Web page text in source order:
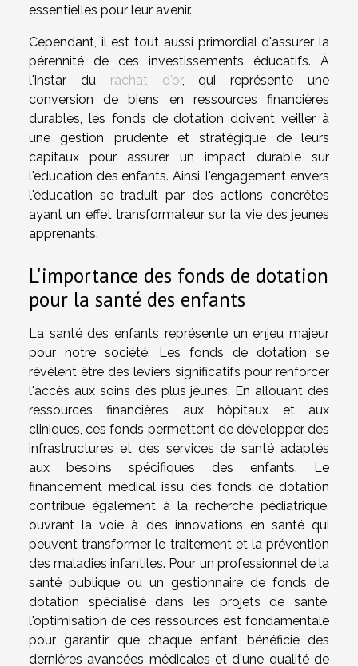
essentielles pour leur avenir.
Cependant, il est tout aussi primordial d'assurer la
pérennité de ces investissements éducatifs. À
l'instar du rachat d'or, qui représente une
conversion de biens en ressources financières
durables, les fonds de dotation doivent veiller à
une gestion prudente et stratégique de leurs
capitaux pour assurer un impact durable sur
l'éducation des enfants. Ainsi, l'engagement envers
l'éducation se traduit par des actions concrètes
ayant un effet transformateur sur la vie des jeunes
apprenants.
L'importance des fonds de dotation
pour la santé des enfants
La santé des enfants représente un enjeu majeur
pour notre société. Les fonds de dotation se
révèlent être des leviers significatifs pour renforcer
l'accès aux soins des plus jeunes. En allouant des
ressources financières aux hôpitaux et aux
cliniques, ces fonds permettent de développer des
infrastructures et des services de santé adaptés
aux besoins spécifiques des enfants. Le
financement médical issu des fonds de dotation
contribue également à la recherche pédiatrique,
ouvrant la voie à des innovations en santé qui
peuvent transformer le traitement et la prévention
des maladies infantiles. Pour un professionnel de la
santé publique ou un gestionnaire de fonds de
dotation spécialisé dans les projets de santé,
l'optimisation de ces ressources est fondamentale
pour garantir que chaque enfant bénéficie des
dernières avancées médicales et d'une qualité de